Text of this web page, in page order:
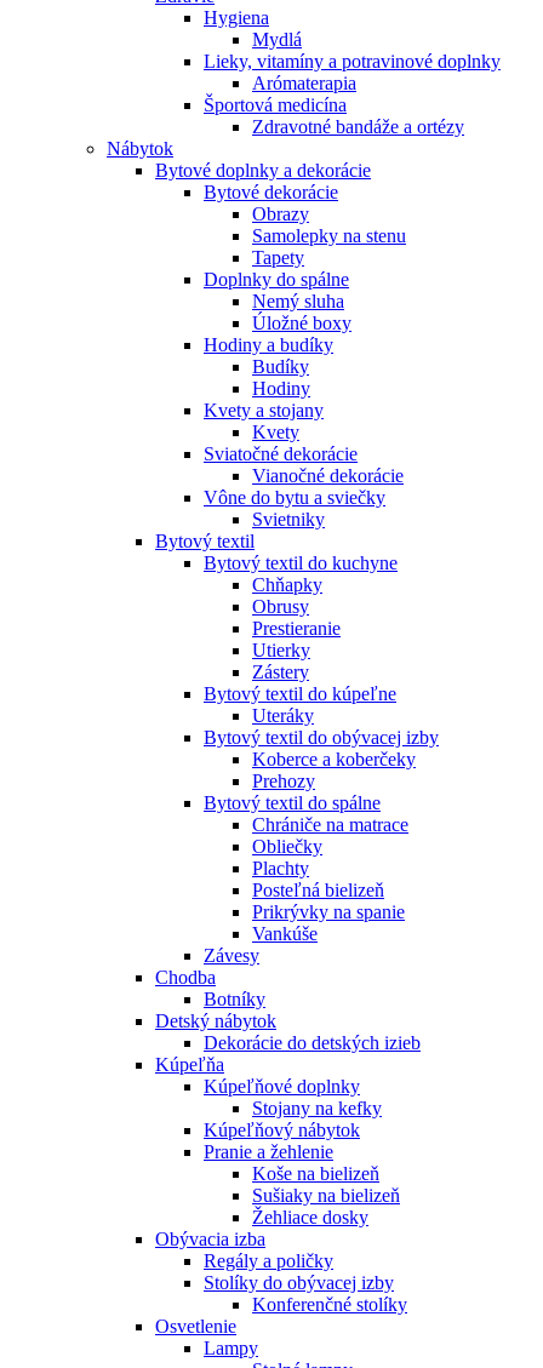
Hygiena
Mydlá
Lieky, vitamíny a potravinové doplnky
Arómaterapia
Športová medicína
Zdravotné bandáže a ortézy
Nábytok
Bytové doplnky a dekorácie
Bytové dekorácie
Obrazy
Samolepky na stenu
Tapety
Doplnky do spálne
Nemý sluha
Úložné boxy
Hodiny a budíky
Budíky
Hodiny
Kvety a stojany
Kvety
Sviatočné dekorácie
Vianočné dekorácie
Vône do bytu a sviečky
Svietniky
Bytový textil
Bytový textil do kuchyne
Chňapky
Obrusy
Prestieranie
Utierky
Zástery
Bytový textil do kúpeľne
Uteráky
Bytový textil do obývacej izby
Koberce a koberčeky
Prehozy
Bytový textil do spálne
Chrániče na matrace
Obliečky
Plachty
Posteľná bielizeň
Prikrývky na spanie
Vankúše
Závesy
Chodba
Botníky
Detský nábytok
Dekorácie do detských izieb
Kúpeľňa
Kúpeľňové doplnky
Stojany na kefky
Kúpeľňový nábytok
Pranie a žehlenie
Koše na bielizeň
Sušiaky na bielizeň
Žehliace dosky
Obývacia izba
Regály a poličky
Stolíky do obývacej izby
Konferenčné stolíky
Osvetlenie
Lampy